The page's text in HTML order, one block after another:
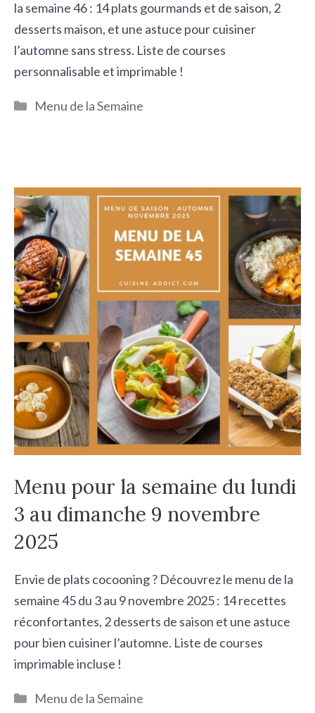
la semaine 46 : 14 plats gourmands et de saison, 2
desserts maison, et une astuce pour cuisiner
l’automne sans stress. Liste de courses
personnalisable et imprimable !
Catégories
Menu de la Semaine
Menu pour la semaine du lundi
3 au dimanche 9 novembre
2025
Envie de plats cocooning ? Découvrez le menu de la
semaine 45 du 3 au 9 novembre 2025 : 14 recettes
réconfortantes, 2 desserts de saison et une astuce
pour bien cuisiner l’automne. Liste de courses
imprimable incluse !
Catégories
Menu de la Semaine